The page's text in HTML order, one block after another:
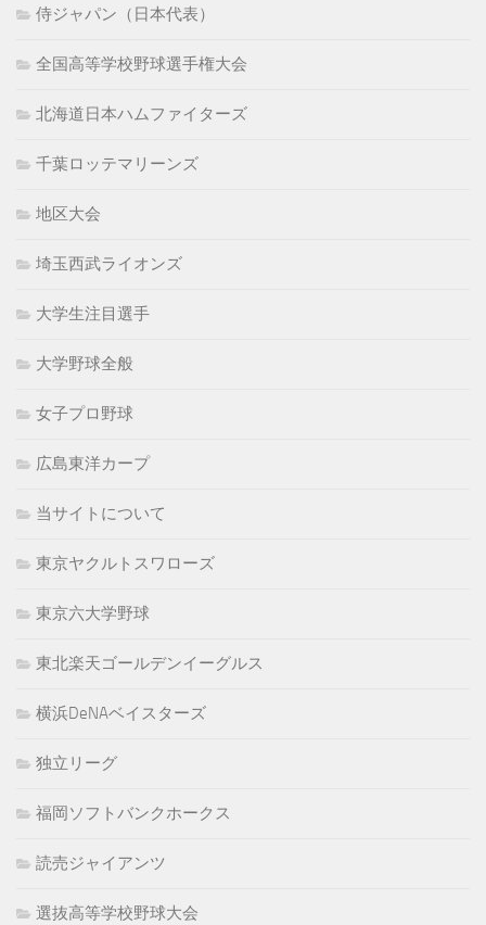
侍ジャパン（日本代表）
全国高等学校野球選手権大会
北海道日本ハムファイターズ
千葉ロッテマリーンズ
地区大会
埼玉西武ライオンズ
大学生注目選手
大学野球全般
女子プロ野球
広島東洋カープ
当サイトについて
東京ヤクルトスワローズ
東京六大学野球
東北楽天ゴールデンイーグルス
横浜DeNAベイスターズ
独立リーグ
福岡ソフトバンクホークス
読売ジャイアンツ
選抜高等学校野球大会